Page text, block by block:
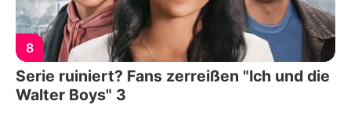
8
Serie ruiniert? Fans zerreißen "Ich und die
Walter Boys" 3